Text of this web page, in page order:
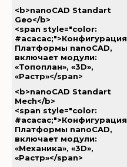
<b>nanoCAD Standart
Geo</b>
<span style="color:
#acacac;">Конфигурация
Платформы nanoCAD,
включает модули:
«Топоплан», «3D»,
«Растр»</span>
<b>nanoCAD Standart
Mech</b>
<span style="color:
#acacac;">Конфигурация
Платформы nanoCAD,
включает модули:
«Механика», «3D»,
«Растр»</span>